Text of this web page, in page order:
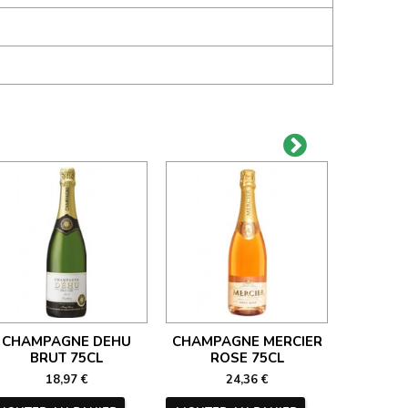
CHAMPAGNE DEHU
BRUT 75CL
18,97 €
CHAMPAGNE MERCIER
ROSE 75CL
24,36 €